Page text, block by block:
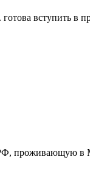
готова вступить в
РФ, проживающую